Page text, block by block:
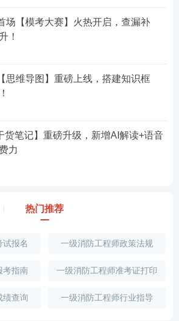
！
力
热门推荐
试报名 一级消防工程师政策法规
考指南 一级消防工程师准考证打印
绩查询 一级消防工程师行业指导